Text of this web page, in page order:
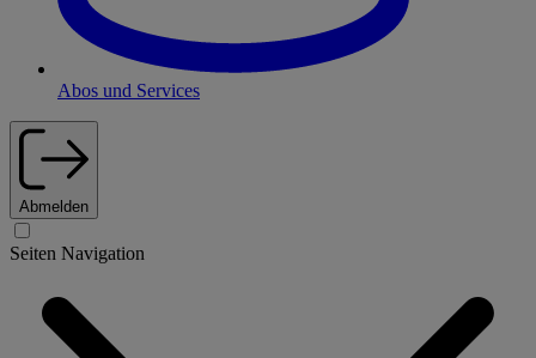
Abos und Services
Abmelden
Seiten Navigation